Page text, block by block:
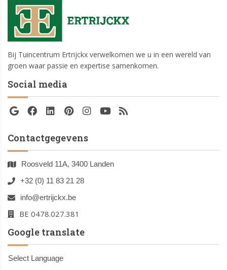
Bij Tuincentrum Ertrijckx verwelkomen we u in een wereld van
groen waar passie en expertise samenkomen.
Social media
Contactgegevens
Roosveld 11A, 3400 Landen
+32 (0) 11 83 21 28
info@ertrijckx.be
BE 0478.027.381
Google translate
Select Language